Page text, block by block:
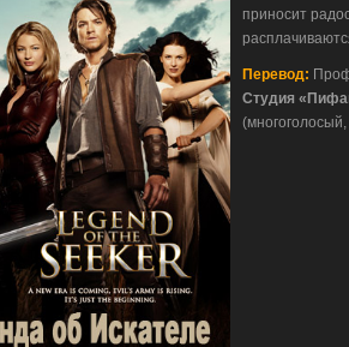
приносит
Перевод:
Студия